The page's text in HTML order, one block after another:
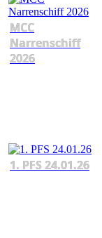
MCC
Narrenschiff
2026
1. PFS 24.01.26